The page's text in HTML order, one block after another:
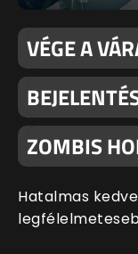
VÉGE A
ZOMBIS
Hatalmas